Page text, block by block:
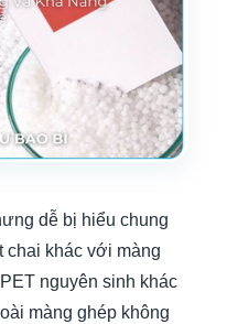
dễ bị hiểu chung
chai khác với màng
nguyên sinh khác
màng ghép không